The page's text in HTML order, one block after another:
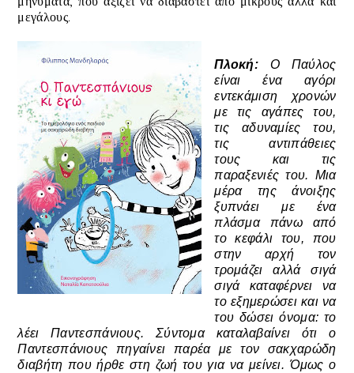
μεγάλους.
Πλοκή: Ο Παύλος
είναι ένα αγόρι
εντεκάμιση χρονών
με τις αγάπες του,
τις αδυναμίες του,
τις αντιπάθειες
τους
και τις
παραξενιές του. Μια
μέρα της άνοιξης
ξυπνάει με ένα
πλάσμα πάνω από
το κεφάλι του, που
στην αρχή τον
τρομάζει αλλά σιγά
σιγά καταφέρνει να
το εξημερώσεικαι να
του δώσει όνομα: το
λέει Παντεσπάνιους. Σύντομα καταλαβαίνει ότι ο
Παντεσπάνιους πηγαίνει παρέα με τον σακχαρώδη
διαβήτη που ήρθε στη ζωή του για να μείνει. Όμως ο